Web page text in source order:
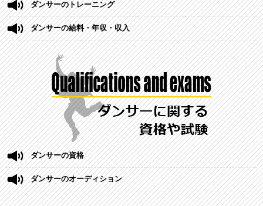
ダンサーのトレーニング
ダンサーの給料・年収・収入
ダンサーの資格
ダンサーのオーディション